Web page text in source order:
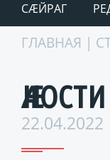
СÆЙРАГ
ГЛАВНАЯ |
ӔНОСТИ